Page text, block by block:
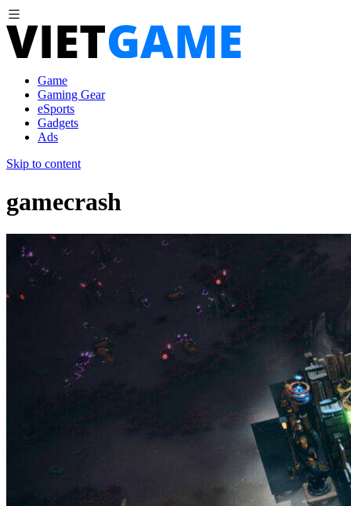
Game
Gaming Gear
eSports
Gadgets
Ads
Skip to content
gamecrash